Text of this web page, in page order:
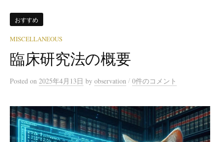
おすすめ
MISCELLANEOUS
臨床研究法の概要
Posted on 2025年4月13日 by observation / 0件のコメント